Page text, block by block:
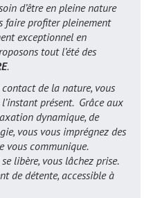
d’être en pleine nature
faire profiter pleinement
exceptionnel en
tout l’été des
.
de la nature, vous
présent. Grâce aux
dynamique, de
vous vous imprégnez des
vous communique.
libère, vous lâchez prise.
de détente, accessible à